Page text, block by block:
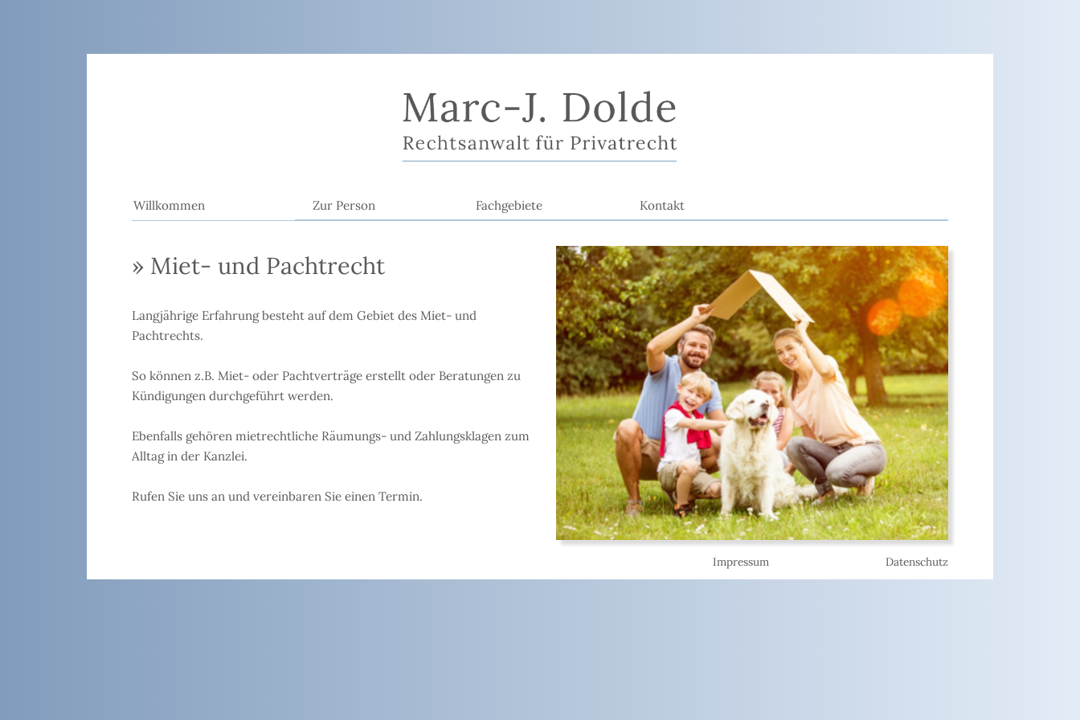
Willkommen Zur Person Fachgebiete Kontakt
» Miet- und Pachtrecht
Langjährige Erfahrung besteht auf dem Gebiet des Miet- und
Pachtrechts.
So können z.B. Miet- oder Pachtverträge erstellt oder Beratungen zu
Kündigungen durchgeführt werden.
Ebenfalls gehören mietrechtliche Räumungs- und Zahlungsklagen zum
Alltag in der Kanzlei.
Rufen Sie uns an und vereinbaren Sie einen Termin.
Datenschutz
Impressum